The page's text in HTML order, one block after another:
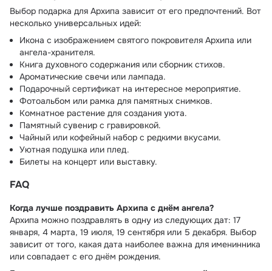
Выбор подарка для Архипа зависит от его предпочтений. Вот
несколько универсальных идей:
Икона с изображением святого покровителя Архипа или
ангела-хранителя.
Книга духовного содержания или сборник стихов.
Ароматические свечи или лампада.
Подарочный сертификат на интересное мероприятие.
Фотоальбом или рамка для памятных снимков.
Комнатное растение для создания уюта.
Памятный сувенир с гравировкой.
Чайный или кофейный набор с редкими вкусами.
Уютная подушка или плед.
Билеты на концерт или выставку.
FAQ
Когда лучше поздравить Архипа с днём ангела?
Архипа можно поздравлять в одну из следующих дат: 17
января, 4 марта, 19 июля, 19 сентября или 5 декабря. Выбор
зависит от того, какая дата наиболее важна для именинника
или совпадает с его днём рождения.